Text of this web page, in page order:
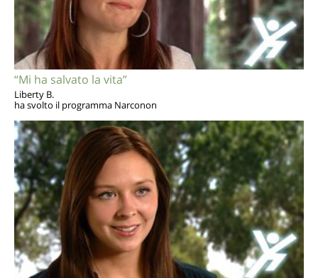
“Mi ha salvato la vita”
Liberty B.
ha svolto il programma Narconon